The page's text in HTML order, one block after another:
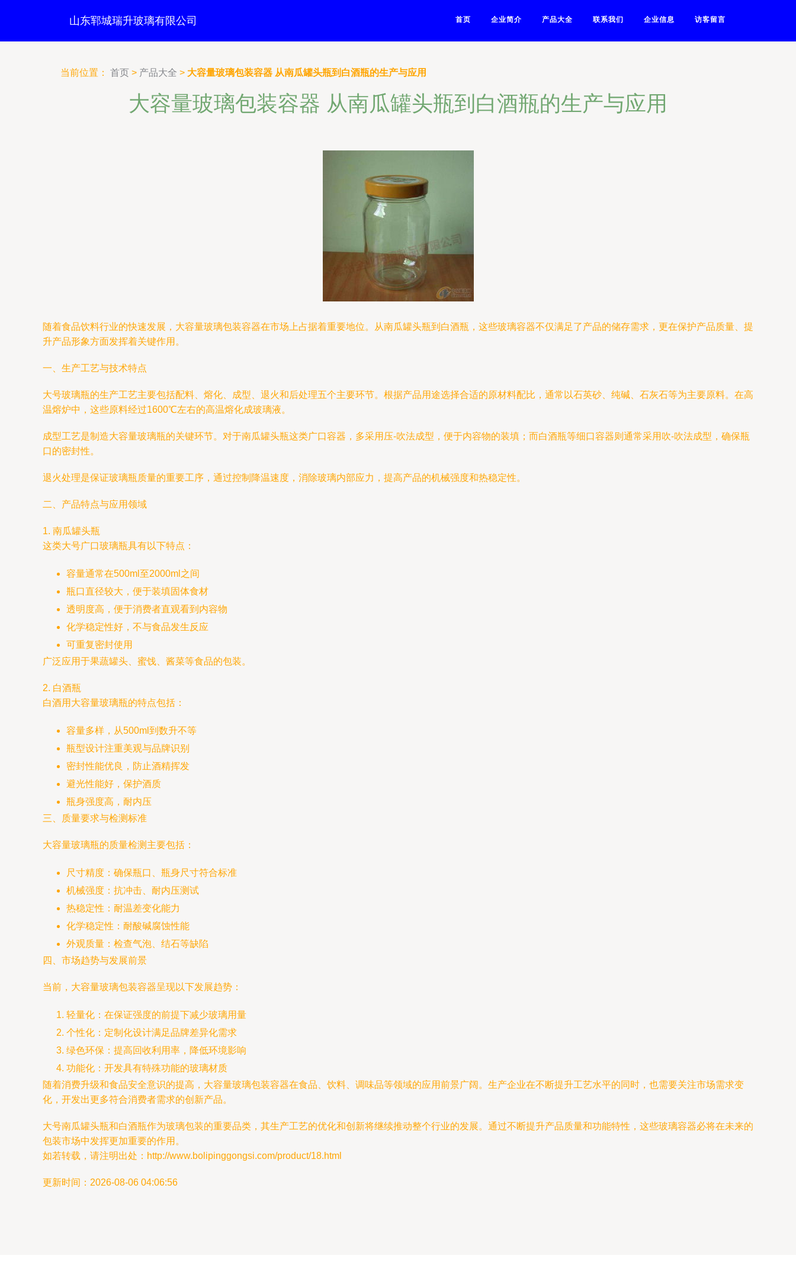
山东郓城瑞升玻璃有限公司 首页 企业简介 产品大全 联系我们 企业信息 访客留言
当前位置： 首页 > 产品大全 > 大容量玻璃包装容器 从南瓜罐头瓶到白酒瓶的生产与应用
大容量玻璃包装容器 从南瓜罐头瓶到白酒瓶的生产与应用
随着食品饮料行业的快速发展，大容量玻璃包装容器在市场上占据着重要地位。从南瓜罐头瓶到白酒瓶，这些玻璃容器不仅满足了产品的储存需求，更在保护产品质量、提
升产品形象方面发挥着关键作用。
一、生产工艺与技术特点
大号玻璃瓶的生产工艺主要包括配料、熔化、成型、退火和后处理五个主要环节。根据产品用途选择合适的原材料配比，通常以石英砂、纯碱、石灰石等为主要原料。在高
温熔炉中，这些原料经过1600℃左右的高温熔化成玻璃液。
成型工艺是制造大容量玻璃瓶的关键环节。对于南瓜罐头瓶这类广口容器，多采用压-吹法成型，便于内容物的装填；而白酒瓶等细口容器则通常采用吹-吹法成型，确保瓶
口的密封性。
退火处理是保证玻璃瓶质量的重要工序，通过控制降温速度，消除玻璃内部应力，提高产品的机械强度和热稳定性。
二、产品特点与应用领域
1. 南瓜罐头瓶
这类大号广口玻璃瓶具有以下特点：
容量通常在500ml至2000ml之间
瓶口直径较大，便于装填固体食材
透明度高，便于消费者直观看到内容物
化学稳定性好，不与食品发生反应
可重复密封使用
广泛应用于果蔬罐头、蜜饯、酱菜等食品的包装。
2. 白酒瓶
白酒用大容量玻璃瓶的特点包括：
容量多样，从500ml到数升不等
瓶型设计注重美观与品牌识别
密封性能优良，防止酒精挥发
避光性能好，保护酒质
瓶身强度高，耐内压
三、质量要求与检测标准
大容量玻璃瓶的质量检测主要包括：
尺寸精度：确保瓶口、瓶身尺寸符合标准
机械强度：抗冲击、耐内压测试
热稳定性：耐温差变化能力
化学稳定性：耐酸碱腐蚀性能
外观质量：检查气泡、结石等缺陷
四、市场趋势与发展前景
当前，大容量玻璃包装容器呈现以下发展趋势：
轻量化：在保证强度的前提下减少玻璃用量
个性化：定制化设计满足品牌差异化需求
绿色环保：提高回收利用率，降低环境影响
功能化：开发具有特殊功能的玻璃材质
随着消费升级和食品安全意识的提高，大容量玻璃包装容器在食品、饮料、调味品等领域的应用前景广阔。生产企业在不断提升工艺水平的同时，也需要关注市场需求变
化，开发出更多符合消费者需求的创新产品。
大号南瓜罐头瓶和白酒瓶作为玻璃包装的重要品类，其生产工艺的优化和创新将继续推动整个行业的发展。通过不断提升产品质量和功能特性，这些玻璃容器必将在未来的
包装市场中发挥更加重要的作用。
如若转载，请注明出处：http://www.bolipinggongsi.com/product/18.html
更新时间：2026-08-06 04:06:56